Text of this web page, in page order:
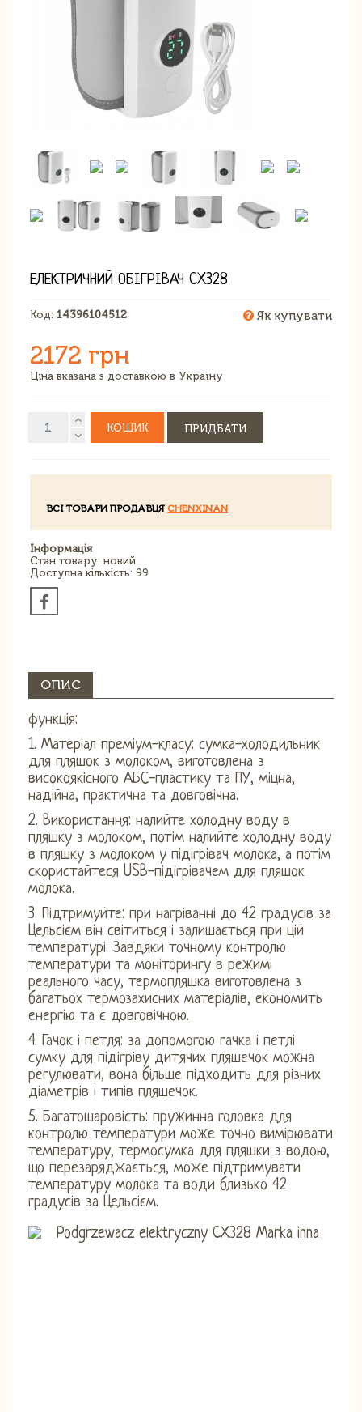
ЕЛЕКТРИЧНИЙ ОБІГРІВАЧ CX328
Код: 14396104512 Як купувати
2172 грн
Ціна вказана з доставкою в Україну
КОШИК ПРИДБАТИ
ВСІ ТОВАРИ ПРОДАВЦЯ CHENXINAN
Інформація
Стан товару: новий
Доступна кількість: 99
ОПИС
функція:
1. Матеріал преміум-класу: сумка-холодильник
для пляшок з молоком, виготовлена ​​з
високоякісного АБС-пластику та ПУ, міцна,
надійна, практична та довговічна.
2. Використання: налийте холодну воду в
пляшку з молоком, потім налийте холодну воду
в пляшку з молоком у підігрівач молока, а потім
скористайтеся USB-підігрівачем для пляшок
молока.
3. Підтримуйте: при нагріванні до 42 градусів за
Цельсієм він світиться і залишається при цій
температурі. Завдяки точному контролю
температури та моніторингу в режимі
реального часу, термопляшка виготовлена ​​з
багатьох термозахисних матеріалів, економить
енергію та є довговічною.
4. Гачок і петля: за допомогою гачка і петлі
сумку для підігріву дитячих пляшечок можна
регулювати, вона більше підходить для різних
діаметрів і типів пляшечок.
5. Багатошаровість: пружинна головка для
контролю температури може точно вимірювати
температуру, термосумка для пляшки з водою,
що перезаряджається, може підтримувати
температуру молока та води близько 42
градусів за Цельсієм.